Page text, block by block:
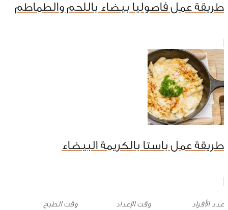
طريقة عمل فاصوليا بيضاء باللحم والطماطم
طريقة عمل باستا بالكريمة البيضاء
وقت الإعداد
وقت الطبخ